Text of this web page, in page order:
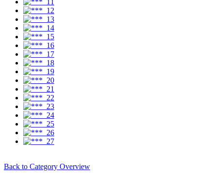
Back to Category Overview